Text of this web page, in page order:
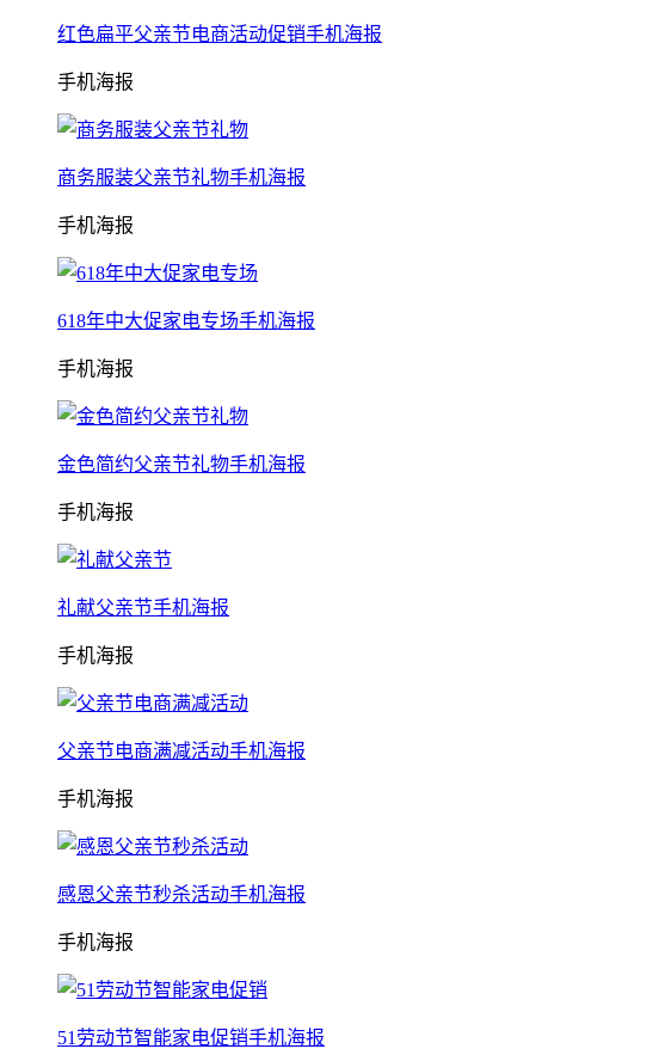
红色扁平父亲节电商活动促销手机海报
手机海报
商务服装父亲节礼物手机海报
手机海报
618年中大促家电专场手机海报
手机海报
金色简约父亲节礼物手机海报
手机海报
礼献父亲节手机海报
手机海报
父亲节电商满减活动手机海报
手机海报
感恩父亲节秒杀活动手机海报
手机海报
51劳动节智能家电促销手机海报